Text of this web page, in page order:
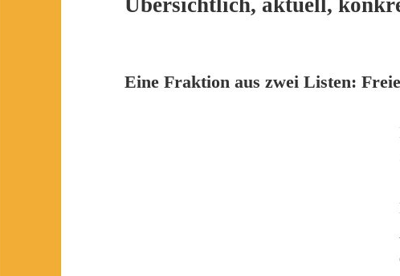
Übersichtlich, aktuell,
Eine Fraktion aus zwei Listen: